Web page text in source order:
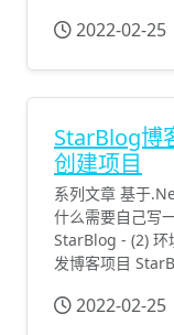
2022-02-25
StarBlog博
创建项目
系列文章 基于
什么需要自己写
StarBlog - (2) 环
发博客项目
2022-02-25